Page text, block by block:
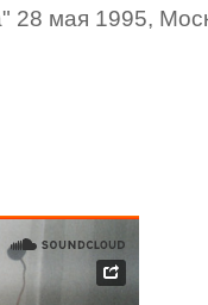
28 мая 1995,